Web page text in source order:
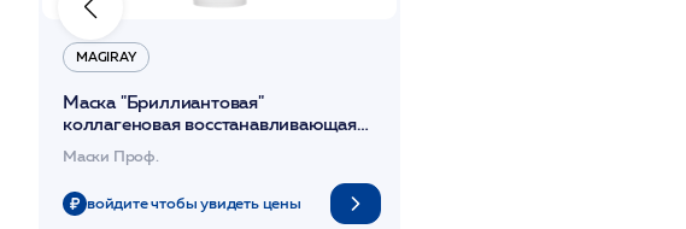
MAGIRAY
Маска "Бриллиантовая"
коллагеновая восстанавливающая
200мл /Magiray*
Маски Проф.
войдите чтобы увидеть цены